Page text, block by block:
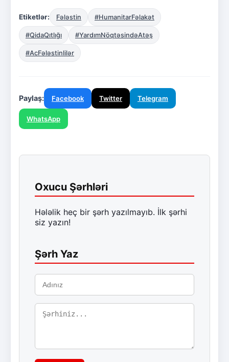
Etiketlər: Fələstin #HumanitarFəlakət
#QidaQıtlığı #YardımNöqtəsindəAtəş
#AcFələstinlilər
Paylaş: Facebook Twitter Telegram
WhatsApp
Oxucu Şərhləri
Hələlik heç bir şərh yazılmayıb. İlk şərhi
siz yazın!
Şərh Yaz